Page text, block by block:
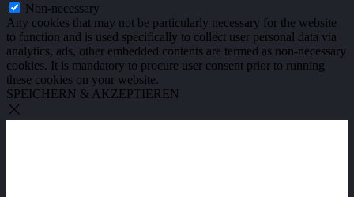
Non-necessary
Any cookies that may not be particularly necessary for the website
to function and is used specifically to collect user personal data via
analytics, ads, other embedded contents are termed as non-necessary
cookies. It is mandatory to procure user consent prior to running
these cookies on your website.
SPEICHERN & AKZEPTIEREN